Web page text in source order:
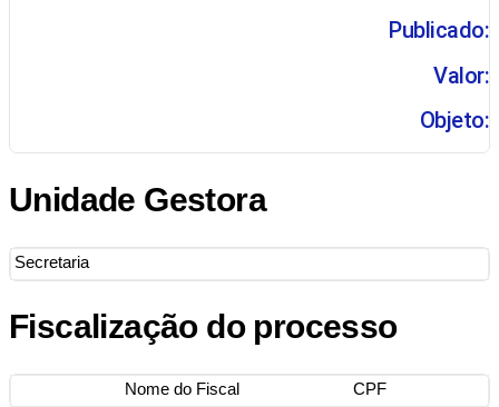
Publicado:
Valor:
Objeto:
Unidade Gestora
Secretaria
Fiscalização do processo
Nome do Fiscal CPF